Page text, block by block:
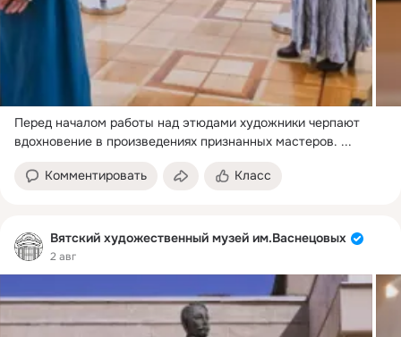
Перед началом работы над этюдами художники черпают
вдохновение в произведениях признанных мастеров. ...
Комментировать Класс
Вятский художественный музей им.Васнецовых
2 авг